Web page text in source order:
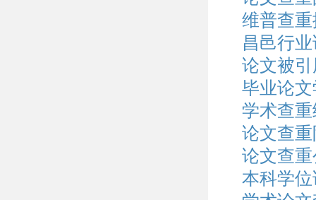
维普查
昌邑行
论文被
毕业论
学术查
论文查
论文查
本科学